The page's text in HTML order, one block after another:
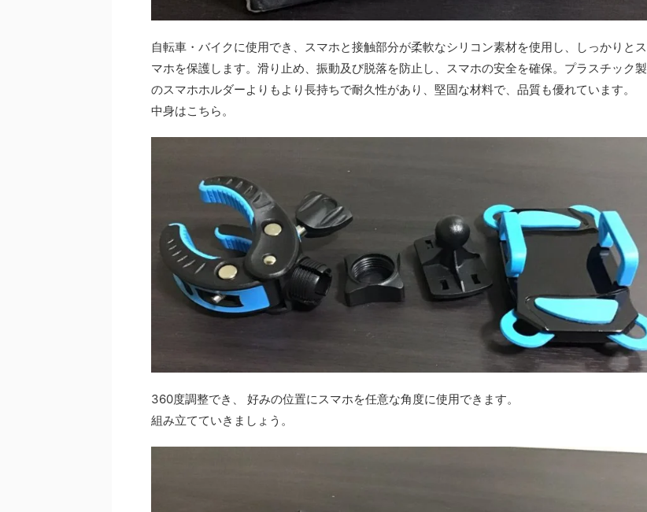
自転車・バイクに使用でき、スマホと接触部分が柔軟なシリコン素材を使用し、しっかりとス
マホを保護します。滑り止め、振動及び脱落を防止し、スマホの安全を確保。プラスチック製
のスマホホルダーよりもより長持ちで耐久性があり、堅固な材料で、品質も優れています。
中身はこちら。
360度調整でき、 好みの位置にスマホを任意な角度に使用できます。
組み立てていきましょう。